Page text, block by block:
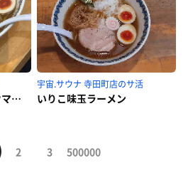
味玉煮干しそば、肉シウマイ、チャーシューごはん、煮干し玉ハーフ、瓶ビール
宇宙.サウナ 寺田町店のサ活
いりこ味玉ラーメン
2 3 500000